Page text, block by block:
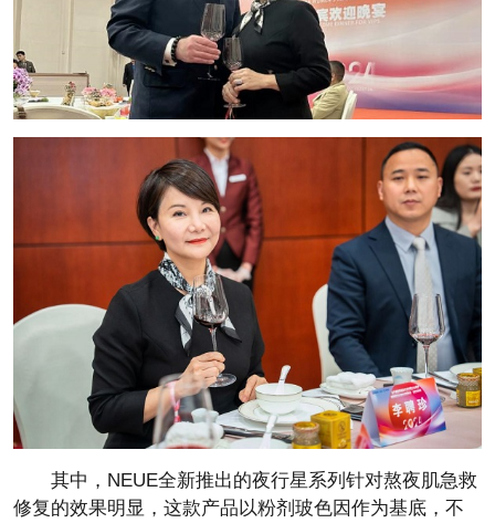
其中，NEUE全新推出的夜行星系列针对熬夜肌急救
修复的效果明显，这款产品以粉剂玻色因作为基底，不